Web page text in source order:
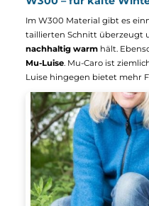
Full-Zip mit
W50 – leicht &
Die körpernah
den Elementen